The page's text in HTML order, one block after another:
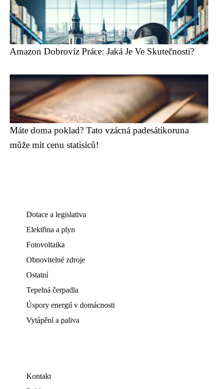
Amazon Dobrovíz Práce: Jaká Je Ve Skutečnosti?
Máte doma poklad? Tato vzácná padesátikoruna
může mít cenu statisíců!
Dotace a legislativa
Elektřina a plyn
Fotovoltaika
Obnovitelné zdroje
Ostatní
Tepelná čerpadla
Úspory energií v domácnosti
Vytápění a paliva
Kontakt